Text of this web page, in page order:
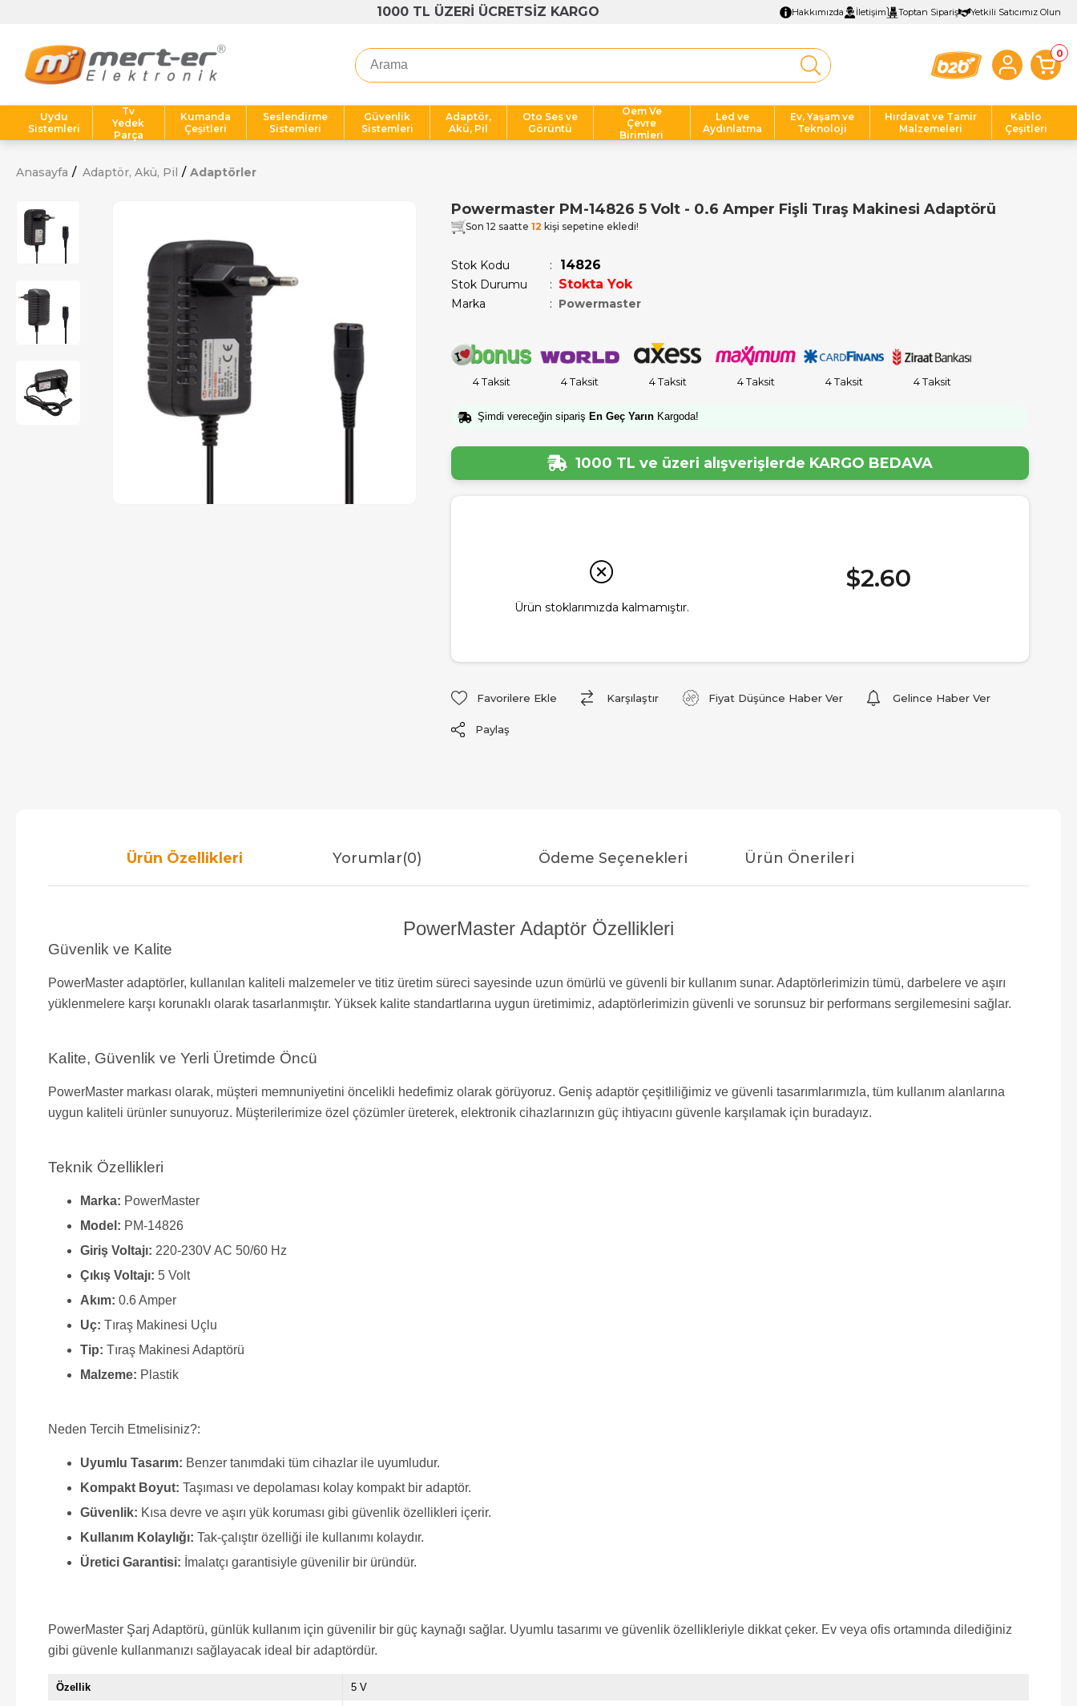
1000 TL ÜZERİ ÜCRETSİZ KARGO Hakkımızda İletişim Toptan Sipariş Yetkili Satıcımız Olun
0
Uydu
Sistemleri
Tv
Yedek
Parça
Kumanda
Çeşitleri
Seslendirme
Sistemleri
Güvenlik
Sistemleri
Adaptör,
Akü, Pil
Oto Ses ve
Görüntü
Oem Ve
Çevre
Birimleri
Led ve
Aydınlatma
Ev, Yaşam ve
Teknoloji
Hırdavat ve Tamir
Malzemeleri
Kablo
Çeşitleri
Anasayfa Adaptör, Akü, Pil Adaptörler
Powermaster PM-14826 5 Volt - 0.6 Amper Fişli Tıraş Makinesi Adaptörü
Son 12 saatte 12 kişi sepetine ekledi!
Stok Kodu 14826
Stok Durumu : Stokta Yok
Marka : Powermaster
4 Taksit 4 Taksit 4 Taksit 4 Taksit 4 Taksit 4 Taksit
Şimdi vereceğin sipariş En Geç Yarın Kargoda!
1000 TL ve üzeri alışverişlerde KARGO BEDAVA
Ürün stoklarımızda kalmamıştır.
$2.60
Favorilere Ekle Karşılaştır Fiyat Düşünce Haber Ver Gelince Haber Ver
Paylaş
Ürün Özellikleri Yorumlar(0) Ödeme Seçenekleri Ürün Önerileri
PowerMaster Adaptör Özellikleri
Güvenlik ve Kalite
PowerMaster adaptörler, kullanılan kaliteli malzemeler ve titiz üretim süreci sayesinde uzun ömürlü ve güvenli bir kullanım sunar. Adaptörlerimizin tümü, darbelere ve aşırı
yüklenmelere karşı korunaklı olarak tasarlanmıştır. Yüksek kalite standartlarına uygun üretimimiz, adaptörlerimizin güvenli ve sorunsuz bir performans sergilemesini sağlar.
Kalite, Güvenlik ve Yerli Üretimde Öncü
PowerMaster markası olarak, müşteri memnuniyetini öncelikli hedefimiz olarak görüyoruz. Geniş adaptör çeşitliliğimiz ve güvenli tasarımlarımızla, tüm kullanım alanlarına
uygun kaliteli ürünler sunuyoruz. Müşterilerimize özel çözümler üreterek, elektronik cihazlarınızın güç ihtiyacını güvenle karşılamak için buradayız.
Teknik Özellikleri
Marka: PowerMaster
Model: PM-14826
Giriş Voltajı: 220-230V AC 50/60 Hz
Çıkış Voltajı: 5 Volt
Akım: 0.6 Amper
Uç: Tıraş Makinesi Uçlu
Tip: Tıraş Makinesi Adaptörü
Malzeme: Plastik
Neden Tercih Etmelisiniz?:
Uyumlu Tasarım: Benzer tanımdaki tüm cihazlar ile uyumludur.
Kompakt Boyut: Taşıması ve depolaması kolay kompakt bir adaptör.
Güvenlik: Kısa devre ve aşırı yük koruması gibi güvenlik özellikleri içerir.
Kullanım Kolaylığı: Tak-çalıştır özelliği ile kullanımı kolaydır.
Üretici Garantisi: İmalatçı garantisiyle güvenilir bir üründür.
PowerMaster Şarj Adaptörü, günlük kullanım için güvenilir bir güç kaynağı sağlar. Uyumlu tasarımı ve güvenlik özellikleriyle dikkat çeker. Ev veya ofis ortamında dilediğiniz
gibi güvenle kullanmanızı sağlayacak ideal bir adaptördür.
Özellik 5 V